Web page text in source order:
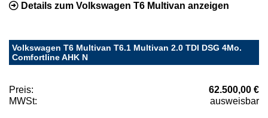
Details zum Volkswagen T6 Multivan anzeigen
Volkswagen T6 Multivan T6.1 Multivan 2.0 TDI DSG 4Mo.
Comfortline AHK N
Preis:
62.500,00 €
MWSt:
ausweisbar